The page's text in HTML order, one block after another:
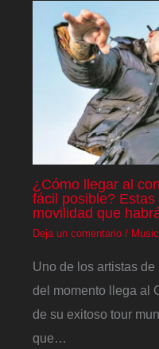
¿Cómo llegar al
fácil posible?
movilidad que
Deja un comentario /
Uno de los artistas
del momento llega al
de su exitoso tour
que…